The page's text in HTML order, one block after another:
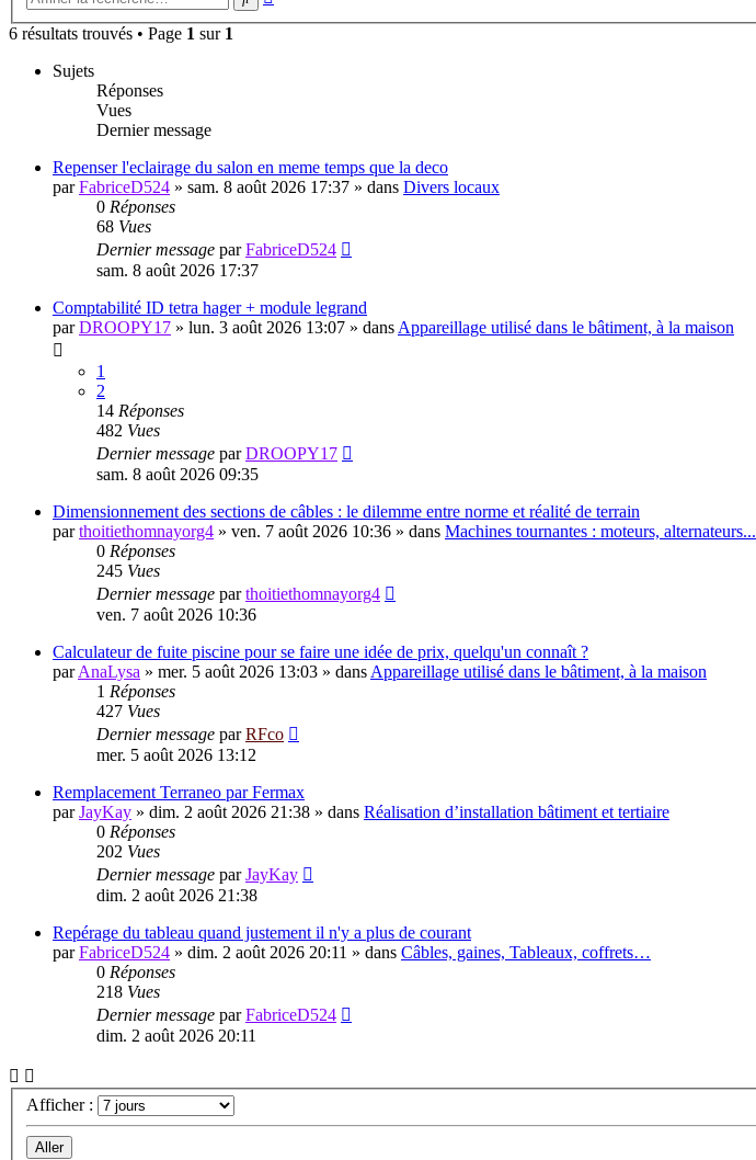
6 résultats trouvés • Page 1 sur 1
Sujets
Réponses
Vues
Dernier message
Repenser l'eclairage du salon en meme temps que la deco
parFabriceD524 » sam. 8 août 2026 17:37 » dans Divers locaux
0 Réponses
68 Vues
Dernier message parFabriceD524
sam. 8 août 2026 17:37
Comptabilité ID tetra hager + module legrand
parDROOPY17 » lun. 3 août 2026 13:07 » dans Appareillage utilisé dans le bâtiment, à la maison
1
2
14 Réponses
482 Vues
Dernier message parDROOPY17
sam. 8 août 2026 09:35
Dimensionnement des sections de câbles : le dilemme entre norme et réalité de terrain
parthoitiethomnayorg4 » ven. 7 août 2026 10:36 » dans Machines tournantes : moteurs, alternateurs...
0 Réponses
245 Vues
Dernier message parthoitiethomnayorg4
ven. 7 août 2026 10:36
Calculateur de fuite piscine pour se faire une idée de prix, quelqu'un connaît ?
parAnaLysa » mer. 5 août 2026 13:03 » dans Appareillage utilisé dans le bâtiment, à la maison
1 Réponses
427 Vues
Dernier message parRFco
mer. 5 août 2026 13:12
Remplacement Terraneo par Fermax
parJayKay » dim. 2 août 2026 21:38 » dans Réalisation d’installation bâtiment et tertiaire
0 Réponses
202 Vues
Dernier message parJayKay
dim. 2 août 2026 21:38
Repérage du tableau quand justement il n'y a plus de courant
parFabriceD524 » dim. 2 août 2026 20:11 » dans Câbles, gaines, Tableaux, coffrets…
0 Réponses
218 Vues
Dernier message parFabriceD524
dim. 2 août 2026 20:11
Afficher :